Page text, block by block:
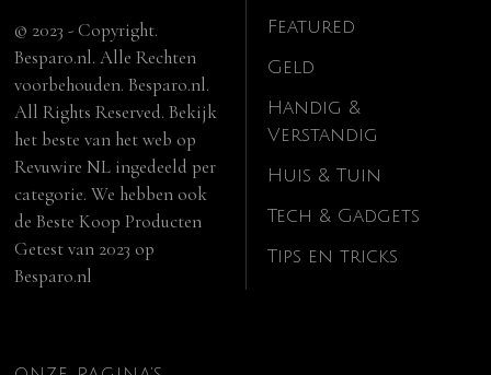
© 2023 - Copyright.
Besparo.nl. Alle Rechten
voorbehouden. Besparo.nl.
All Rights Reserved. Bekijk
het beste van het web op
Revuwire NL ingedeeld per
categorie. We hebben ook
deBeste Koop Producten
Getest van 2023 op
Besparo.nl
Featured
Geld
Handig &
Verstandig
Huis & Tuin
Tech & Gadgets
Tips en tricks